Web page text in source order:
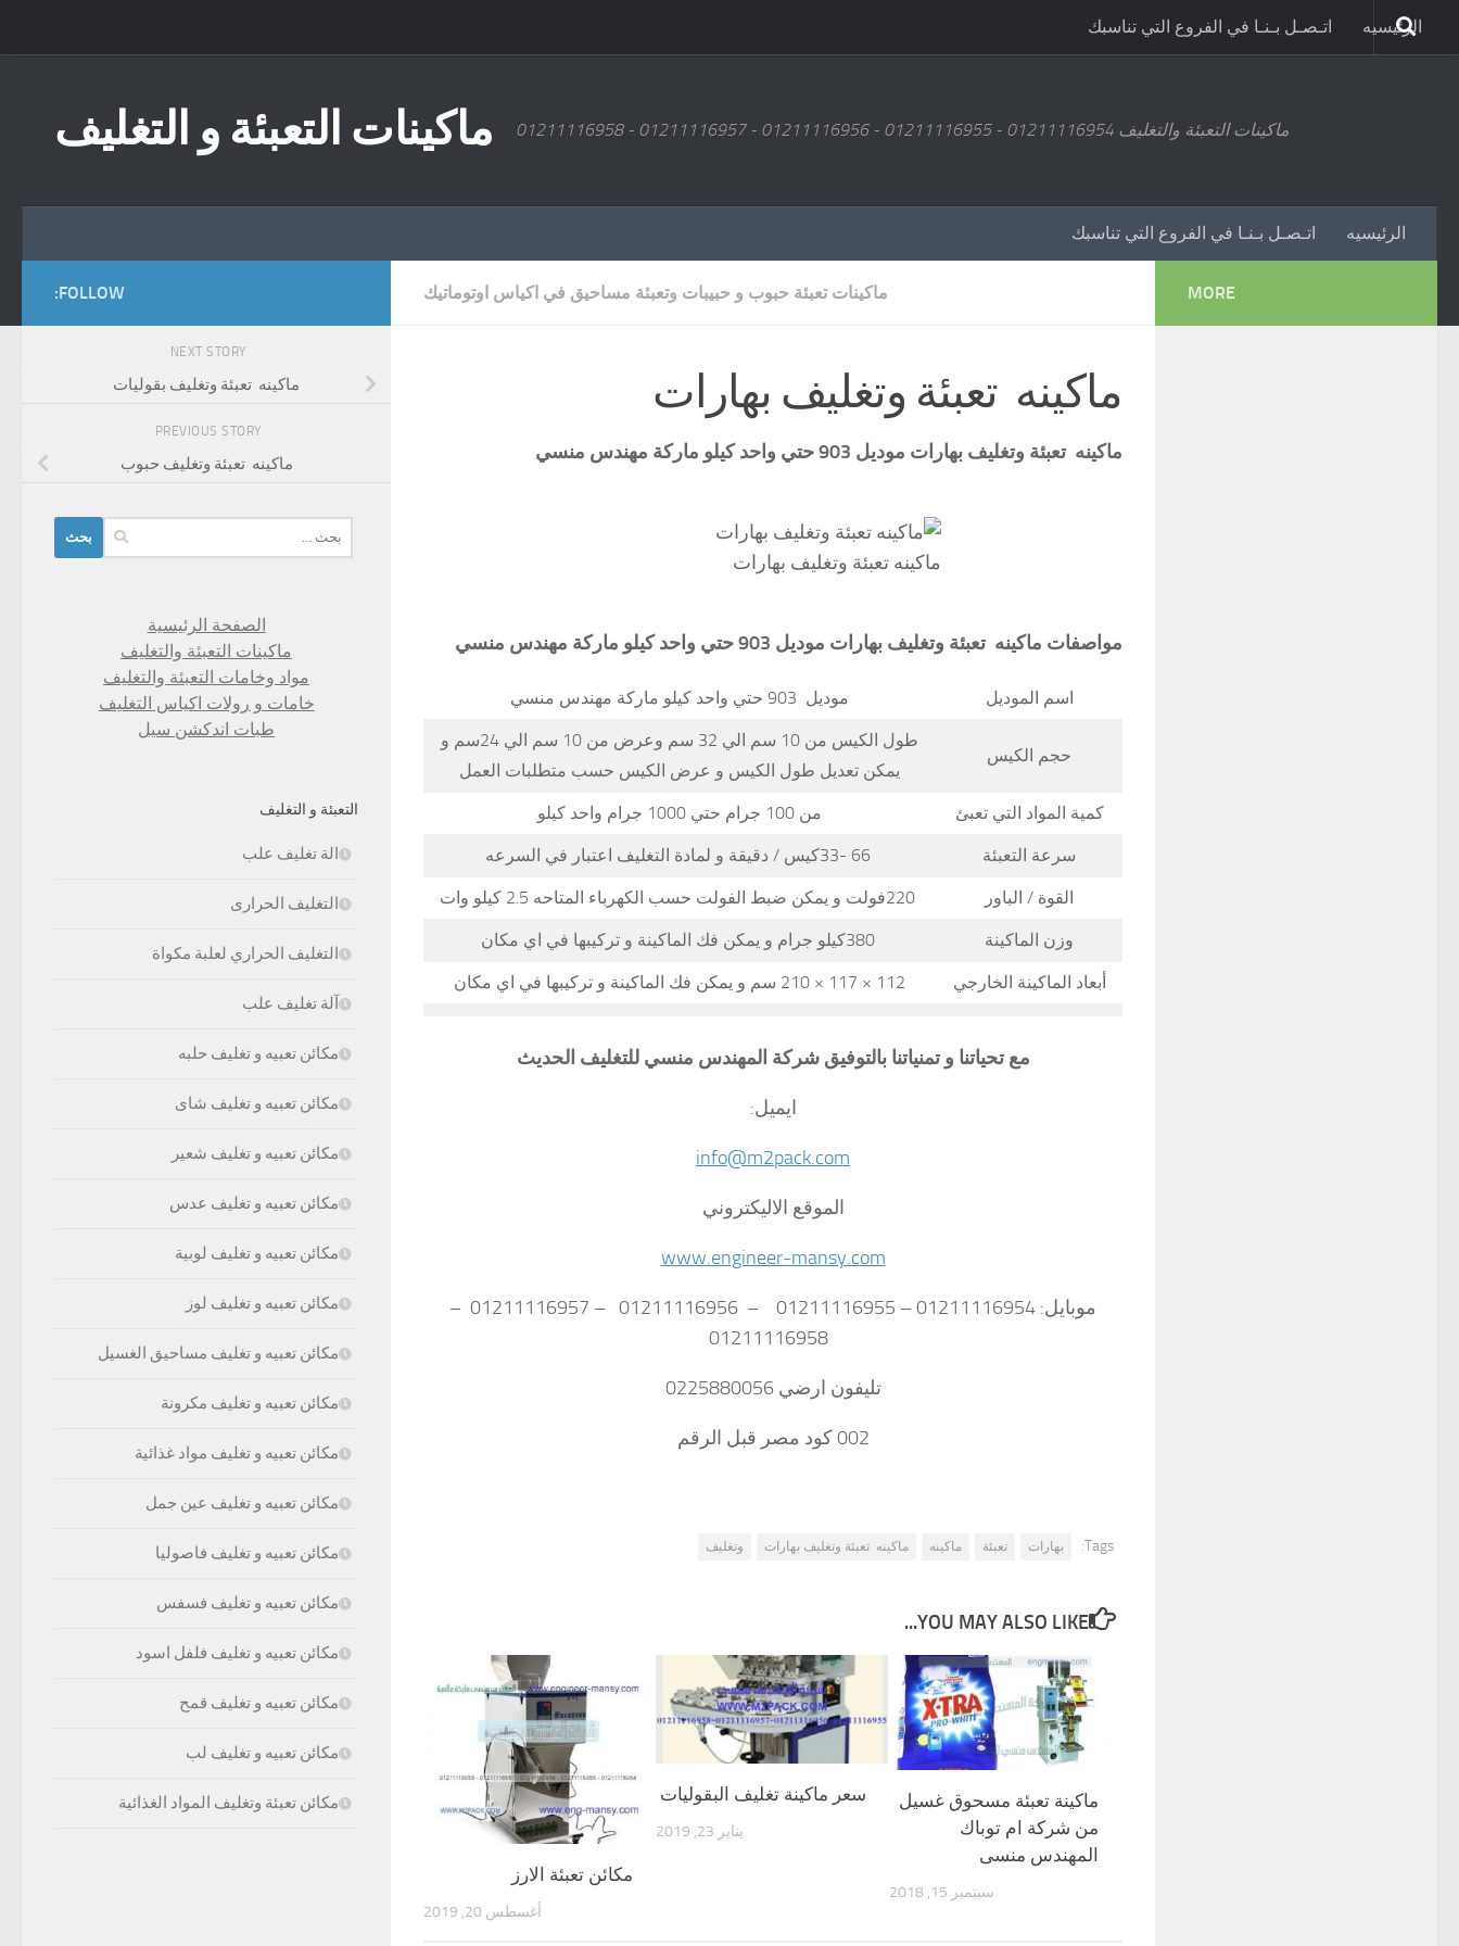
الرئيسيه اتـصـل بـنـا في الفروع التي تناسبك
ماكينات التعبئة و التغليف ماكينات التعبئة والتغليف 01211116954 - 01211116955 - 01211116956 - 01211116957 - 01211116958
الرئيسيه اتـصـل بـنـا في الفروع التي تناسبك
ماكينات تعبئة حبوب و حبيبات وتعبئة مساحيق في اكياس اوتوماتيك
ماكينه تعبئة وتغليف بهارات
ماكينه تعبئة وتغليف بهارات موديل 903 حتي واحد كيلو ماركة مهندس منسي
ماكينه تعبئة وتغليف بهارات
مواصفات ماكينه تعبئة وتغليف بهارات موديل 903 حتي واحد كيلو ماركة مهندس منسي
اسم الموديل موديل 903 حتي واحد كيلو ماركة مهندس منسي
حجم الكيس
طول الكيس من 10 سم الي 32 سم وعرض من 10 سم الي 24سم و
يمكن تعديل طول الكيس و عرض الكيس حسب متطلبات العمل
كمية المواد التي تعبئ من 100 جرام حتي 1000 جرام واحد كيلو
سرعة التعبئة 66 -33كيس / دقيقة و لمادة التغليف اعتبار في السرعه
القوة / الباور
وزن الماكينة 380كيلو جرام و يمكن فك الماكينة و تركيبها في اي مكان
أبعاد الماكينة الخارجي 112 × 117 × 210 سم و يمكن فك الماكينة و تركيبها في اي مكان
مع تحياتنا و تمنياتنا بالتوفيق شركة المهندس منسي للتغليف الحديث
ايميل:
info@m2pack.com
الموقع الاليكتروني
www.engineer-mansy.com
موبايل: 01211116954 – 01211116955 – 01211116956 – 01211116957 –
تليفون ارضي 0225880056
002 كود مصر قبل الرقم
Tags: بهارات تعبئة ماكينه ماكينه تعبئة وتغليف بهارات وتغليف
YOU MAY ALSO LIKE...
مكائن تعبئة الارز
أغسطس 20, 2019
سعر ماكينة تغليف البقوليات
يناير 23, 2019
ماكينة تعبئة مسحوق غسيل
من شركة ام توباك
المهندس منسى
سبتمبر 15, 2018
FOLLOW:
NEXT STORY
ماكينه تعبئة وتغليف بقوليات
PREVIOUS STORY
ماكينه تعبئة وتغليف حبوب
عن:
الصفحة الرئيسية
ماكينات التعبئة والتغليف
مواد وخامات التعبئة والتغليف
خامات و رولات اكياس التغليف
طبات اندكشن سيل
التعبئة و التغليف
الة تغليف علب
التغليف الحرارى
التغليف الحراري لعلبة مكواة
آلة تغليف علب
مكائن تعبيه و تغليف حلبه
مكائن تعبيه و تغليف شاى
مكائن تعبيه و تغليف شعير
مكائن تعبيه و تغليف عدس
مكائن تعبيه و تغليف لوبية
مكائن تعبيه و تغليف لوز
مكائن تعبيه و تغليف مساحيق الغسيل
مكائن تعبيه و تغليف مكرونة
مكائن تعبيه و تغليف مواد غذائية
مكائن تعبيه و تغليف عين جمل
مكائن تعبيه و تغليف فاصوليا
مكائن تعبيه و تغليف فسفس
مكائن تعبيه و تغليف فلفل اسود
مكائن تعبيه و تغليف قمح
مكائن تعبيه و تغليف لب
مكائن تعبئة وتغليف المواد الغذائية
MORE